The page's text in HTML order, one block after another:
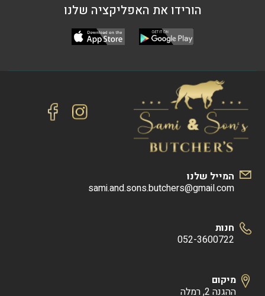
הורידו את האפליקציה שלנו
המייל שלנו
sami.and.sons.butchers@gmail.com
חנות
052-3600722
מיקום
ההגנה 2, רמלה